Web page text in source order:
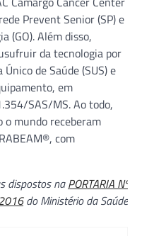
Prevent Senior (SP) e
(GO). Além disso,
da tecnologia por
de Saúde (SUS) e
em
SAS/MS. Ao todo,
o mundo receberam
com
dispostos naPORTARIA Nº
do Ministério da Saúde